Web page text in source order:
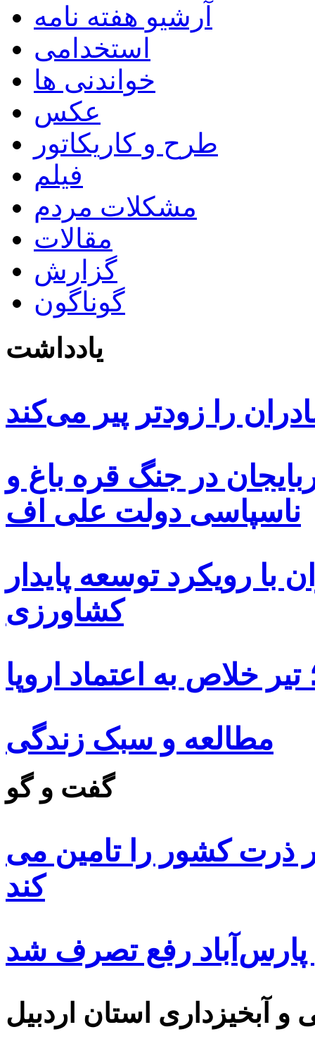
آرشیو هفته نامه
استخدامی
خواندنی ها
عکس
طرح و کاریکاتور
فیلم
مشکلات مردم
مقالات
گزارش
گوناگون
یادداشت
را زودتر پیر می‌کند
در جنگ قره باغ و
ناسپاسی دولت علی اف
با رویکرد توسعه پایدار
کشاورزی
خلاص به اعتماد اروپا
مطالعه و سبک زندگی
گفت و گو
۸۵ درصد بذر ذرت کشور را تامین می
کند
پارس‌آباد رفع تصرف شد